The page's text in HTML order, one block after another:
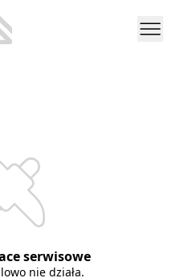
serwisowe
nie działa.